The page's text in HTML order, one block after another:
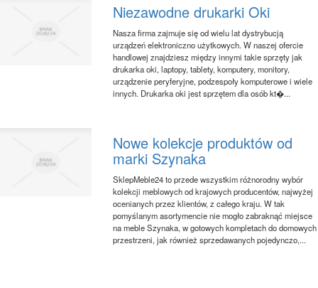
Niezawodne drukarki Oki
Nasza firma zajmuje się od wielu lat dystrybucją
urządzeń elektroniczno użytkowych. W naszej ofercie
handlowej znajdziesz między innymi takie sprzęty jak
drukarka oki, laptopy, tablety, komputery, monitory,
urządzenie peryferyjne, podzespoły komputerowe i wiele
innych. Drukarka oki jest sprzętem dla osób kt�...
Nowe kolekcje produktów od
marki Szynaka
SklepMeble24 to przede wszystkim różnorodny wybór
kolekcji meblowych od krajowych producentów, najwyżej
ocenianych przez klientów, z całego kraju. W tak
pomyślanym asortymencie nie mogło zabraknąć miejsce
na meble Szynaka, w gotowych kompletach do domowych
przestrzeni, jak również sprzedawanych pojedynczo,...